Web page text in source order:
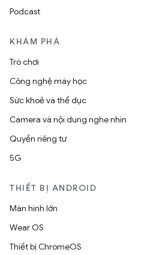
Podcast
KHÁM PHÁ
Trò chơi
Công nghệ máy học
Sức khoẻ và thể dục
Camera và nội dung nghe nhìn
Quyền riêng tư
5G
THIẾT BỊ ANDROID
Màn hình lớn
Wear OS
Thiết bị ChromeOS